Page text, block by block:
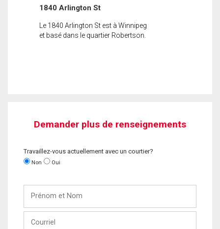
1840 Arlington St
Le 1840 Arlington St est à Winnipeg
et basé dans le quartier Robertson.
Demander plus de renseignements
Travaillez-vous actuellement avec un courtier?
Non Oui
Nom